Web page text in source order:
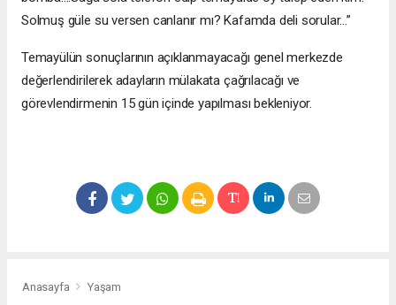
Solmuş güle su versen canlanır mı? Kafamda deli sorular...”
Temayülün sonuçlarının açıklanmayacağı genel merkezde
değerlendirilerek adayların mülakata çağrılacağı ve
görevlendirmenin 15 gün içinde yapılması bekleniyor.
Anasayfa Yaşam